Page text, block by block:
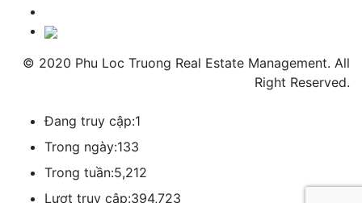
© 2020 Phu Loc Truong Real Estate Management. All
Right Reserved.
Đang truy cập:1
Trong ngày:133
Trong tuần:5,212
Lượt truy cập:394,723